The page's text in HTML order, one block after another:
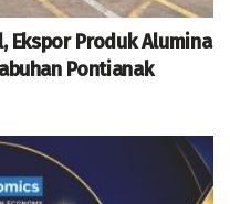
Ekspor Produk Alumina
Pontianak